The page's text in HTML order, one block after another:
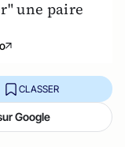
une paire
CLASSER
Google